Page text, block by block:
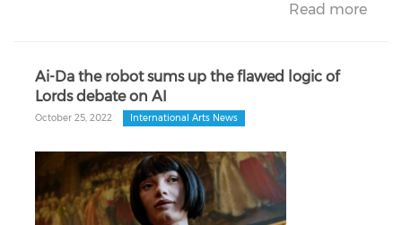
Read more
Ai-Da the robot sums up the flawed logic of
Lords debate on AI
October 25, 2022 International Arts News